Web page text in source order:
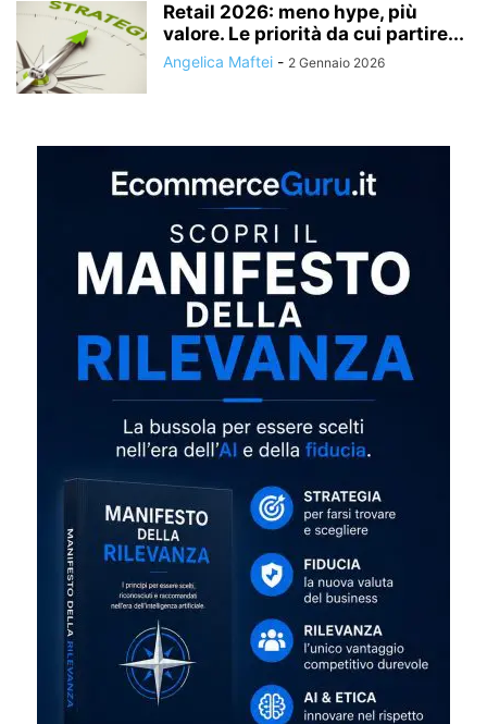
Retail 2026: meno hype, più
valore. Le priorità da cui partire...
Angelica Maftei - 2 Gennaio 2026